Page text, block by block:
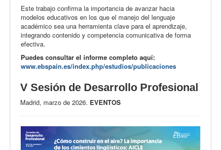
Este trabajo confirma la importancia de avanzar hacia
modelos educativos en los que el manejo del lenguaje
académico sea una herramienta clave para el aprendizaje,
integrando contenido y competencia comunicativa de forma
efectiva.
Puedes consultar el informe completo aquí:
www.ebspain.es/index.php/estudios/publicaciones
V Sesión de Desarrollo Profesional
Madrid, marzo de 2026. EVENTOS